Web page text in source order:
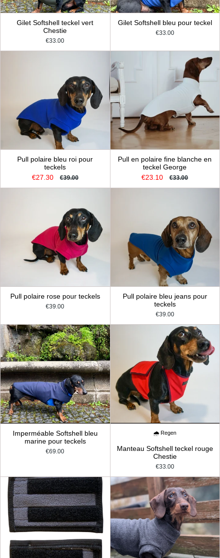
Gilet Softshell teckel vert
Chestie
€33.00
Gilet Softshell bleu pour teckel
€33.00
Pull polaire bleu roi pour
teckels
€27.30 €39.00
Pull en polaire fine blanche en
teckel George
€23.10 €33.00
Pull polaire rose pour teckels
€39.00
Pull polaire bleu jeans pour
teckels
€39.00
Imperméable Softshell bleu
marine pour teckels
€69.00
🌧️ Regen
Manteau Softshell teckel rouge
Chestie
€33.00